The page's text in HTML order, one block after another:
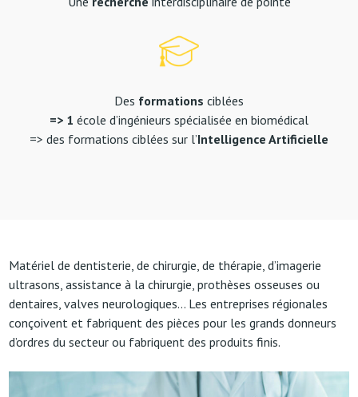
Des formations ciblées
=> 1 école d’ingénieurs spécialisée en biomédical
=> des formations ciblées sur l’Intelligence Artificielle
Matériel de dentisterie, de chirurgie, de thérapie, d’imagerie
ultrasons, assistance à la chirurgie, prothèses osseuses ou
dentaires, valves neurologiques… Les entreprises régionales
conçoivent et fabriquent des pièces pour les grands donneurs
d’ordres du secteur ou fabriquent des produits finis.